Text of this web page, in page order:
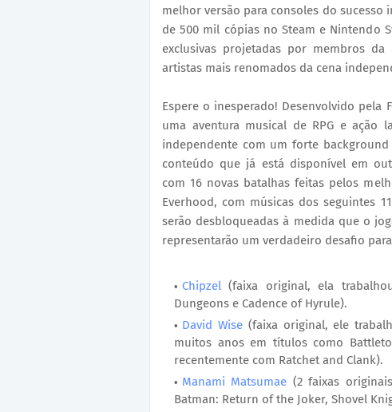
melhor versão para consoles do sucesso
de 500 mil cópias no Steam e Nintendo
exclusivas projetadas por membros
artistas mais renomados da cena
Espere o inesperado! Desenvolvido pela
uma aventura musical de RPG e ação
independente com um forte
conteúdo que já está disponível em
com 16 novas batalhas feitas pelos
Everhood, com músicas dos seguintes
serão desbloqueadas à medida que o
representarão um verdadeiro desafio
Chipzel (faixa original, ela
Dungeons e Cadence of Hyrule).
David Wise(faixa original, ele
muitos anos em títulos como
recentemente com Ratchet and Clank).
Manami Matsumae (2 faixas
Batman: Return of the Joker, Shovel